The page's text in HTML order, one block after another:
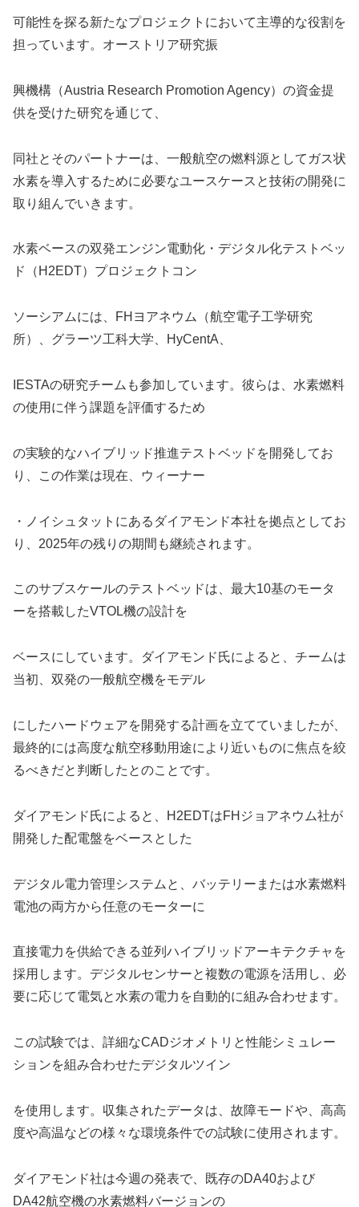
可能性を探る新たなプロジェクトにおいて主導的な役割を
担っています。オーストリア研究振
興機構（Austria Research Promotion Agency）の資金提
供を受けた研究を通じて、
同社とそのパートナーは、一般航空の燃料源としてガス状
水素を導入するために必要なユースケースと技術の開発に
取り組んでいきます。
水素ベースの双発エンジン電動化・デジタル化テストベッ
ド（H2EDT）プロジェクトコン
ソーシアムには、FHヨアネウム（航空電子工学研究
所）、グラーツ工科大学、HyCentA、
IESTAの研究チームも参加しています。彼らは、水素燃料
の使用に伴う課題を評価するため
の実験的なハイブリッド推進テストベッドを開発してお
り、この作業は現在、ウィーナー
・ノイシュタットにあるダイアモンド本社を拠点としてお
り、2025年の残りの期間も継続されます。
このサブスケールのテストベッドは、最大10基のモータ
ーを搭載したVTOL機の設計を
ベースにしています。ダイアモンド氏によると、チームは
当初、双発の一般航空機をモデル
にしたハードウェアを開発する計画を立てていましたが、
最終的には高度な航空移動用途により近いものに焦点を絞
るべきだと判断したとのことです。
ダイアモンド氏によると、H2EDTはFHジョアネウム社が
開発した配電盤をベースとした
デジタル電力管理システムと、バッテリーまたは水素燃料
電池の両方から任意のモーターに
直接電力を供給できる並列ハイブリッドアーキテクチャを
採用します。デジタルセンサーと複数の電源を活用し、必
要に応じて電気と水素の電力を自動的に組み合わせます。
この試験では、詳細なCADジオメトリと性能シミュレー
ションを組み合わせたデジタルツイン
を使用します。収集されたデータは、故障モードや、高高
度や高温などの様々な環境条件での試験に使用されます。
ダイアモンド社は今週の発表で、既存のDA40および
DA42航空機の水素燃料バージョンの